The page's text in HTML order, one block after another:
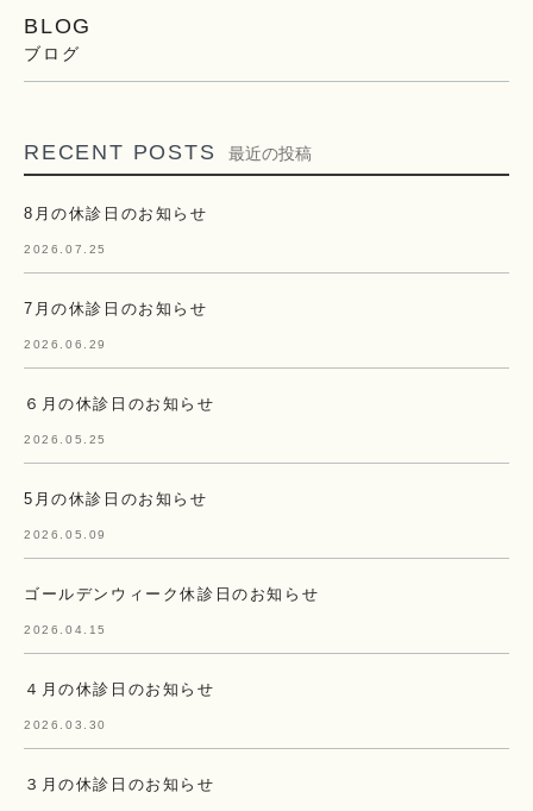
BLOG
ブログ
RECENT POSTS 最近の投稿
8月の休診日のお知らせ
2026.07.25
7月の休診日のお知らせ
2026.06.29
６月の休診日のお知らせ
2026.05.25
5月の休診日のお知らせ
2026.05.09
ゴールデンウィーク休診日のお知らせ
2026.04.15
４月の休診日のお知らせ
2026.03.30
３月の休診日のお知らせ